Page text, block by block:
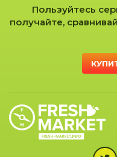
Пользуйтесь
получайте,